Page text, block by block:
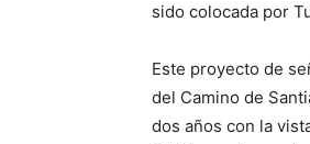
sido colocada por
Este proyecto de
del Camino de
dos años con la